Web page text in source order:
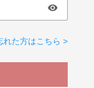
れた方はこちら >